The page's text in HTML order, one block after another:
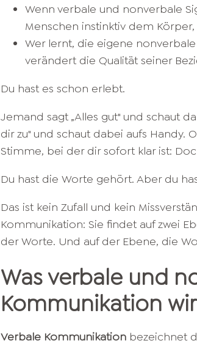
Wenn verbale und nonverbale
Menschen instinktiv dem
Wer lernt, die eigene
verändert die Qualität seiner
Du hast es schon erlebt.
Jemand sagt „Alles gut" und schaut
dir zu" und schaut dabei aufs Handy.
Stimme, bei der dir sofort klar ist:
Du hast die Worte gehört. Aber du
Das ist kein Zufall und kein
Kommunikation: Sie findet auf zwei
der Worte. Und auf der Ebene, die
Was verbale und
Kommunikation
Verbale Kommunikation bezeichnet